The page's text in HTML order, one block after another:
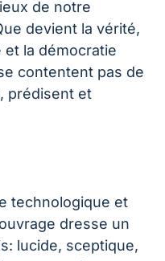
de notre
devient la vérité,
et la démocratie
contentent pas de
prédisent et
technologique et
dresse un
lucide, sceptique,